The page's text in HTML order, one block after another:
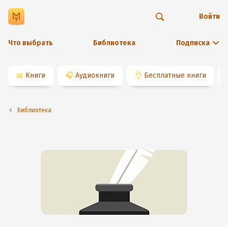
Что выбрать Библиотека Подписка
Войти
📖 Книги 🎧 Аудиокниги 👌 Бесплатные книги
Библиотека